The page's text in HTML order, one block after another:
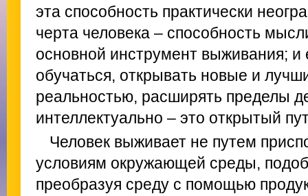
эта способность практически
черта человека – способность
основной инструмент выживания; и
обучаться, открывать новые и
реальностью, расширять пределы
интеллектуально – это открытый
Человек выживает не путем
условиям окружающей среды,
преобразуя среду с помощью